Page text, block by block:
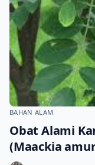
BAHAN ALAM
Obat Alami
(Maackia